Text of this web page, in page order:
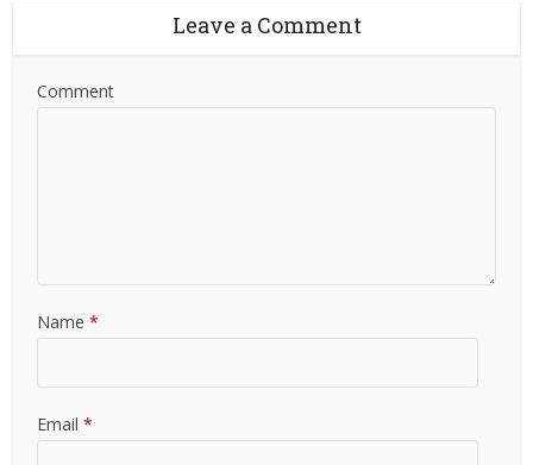
Leave a Comment
Comment
Name *
Email *